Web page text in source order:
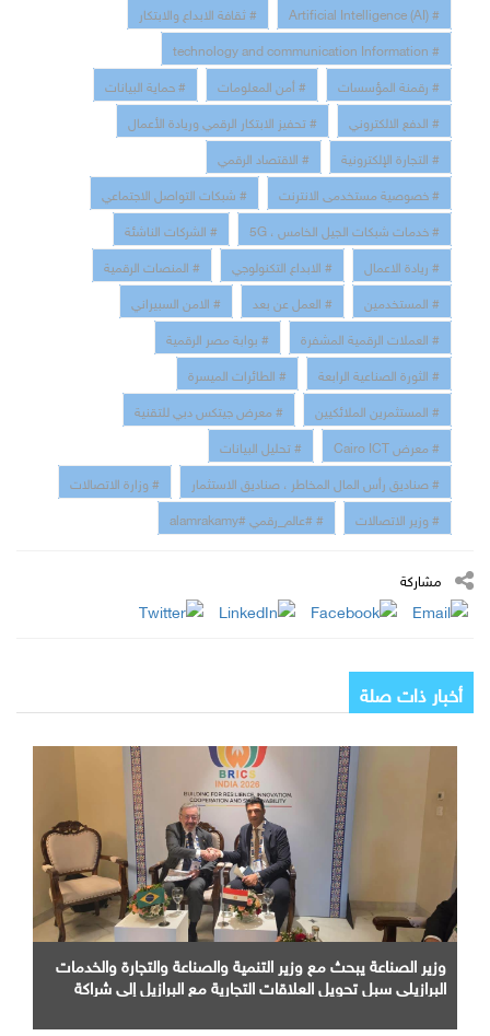
# Artificial Intelligence (AI)
# ثقافة الابداع والابتكار
# technology and communication Information
# رقمنة المؤسسات
# أمن المعلومات
# حماية البيانات
# الدفع الالكتروني
# تحفيز الابتكار الرقمي وريادة الأعمال
# التجارة الإلكترونية
# الاقتصاد الرقمي
# خصوصية مستخدمى الانترنت
# شبكات التواصل الاجتماعي
# خدمات شبكات الجيل الخامس ، 5G
# الشركات الناشئة
# ريادة الاعمال
# الابداع التكنولوجي
# المنصات الرقمية
# المستخدمين
# العمل عن بعد
# الامن السبيراني
# العملات الرقمية المشفرة
# بوابة مصر الرقمية
# الثورة الصناعية الرابعة
# الطائرات الميسرة
# المستثمرين الملائكيين
# معرض جيتكس دبي للتقنية
# معرض Cairo ICT
# تحليل البيانات
# صناديق رأس المال المخاطر ، صناديق الاستثمار
# وزارة الاتصالات
# وزير الاتصالات
# #عالم_رقمي #alamrakamy
مشاركة
أخبار ذات صلة
وزير الصناعة يبحث مع وزير التنمية والصناعة والتجارة والخدمات
البرازيلي سبل تحويل العلاقات التجارية مع البرازيل إلى شراكة